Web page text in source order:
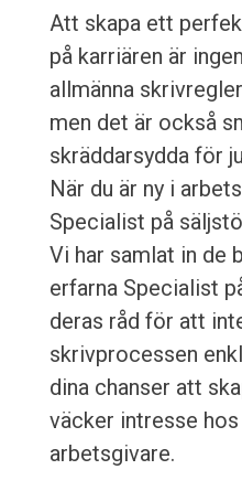
Att skapa ett
på karriären är
allmänna
men det är också
skräddarsydda för
När du är ny i
Specialist på
Vi har samlat in de
erfarna Specialist
deras råd för att
skrivprocessen
dina chanser att
väcker intresse
arbetsgivare.